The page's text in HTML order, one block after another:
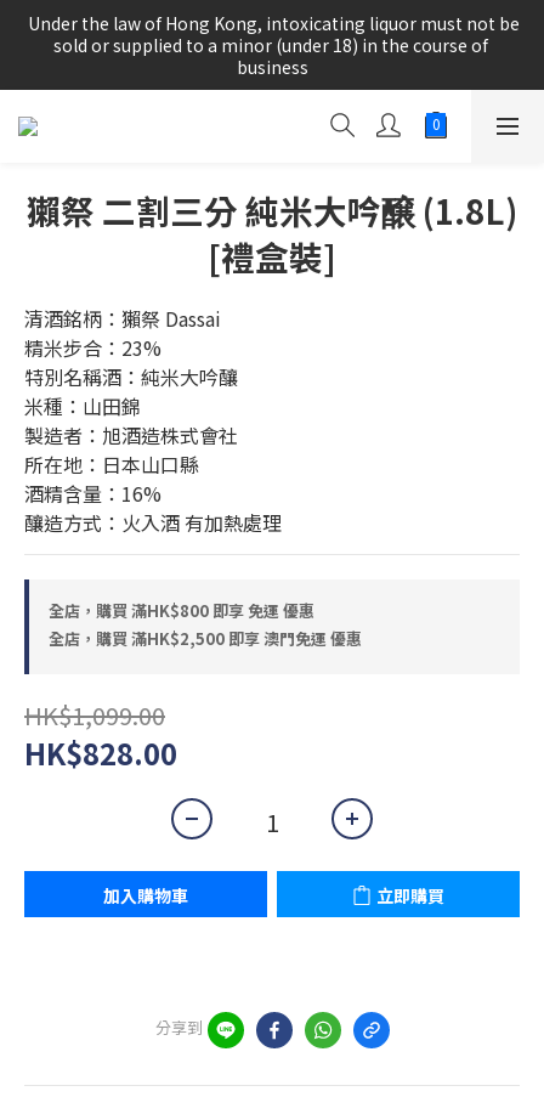
根據香港法律，不得在業務過程中，向未成年人(18歲以下人士)售
賣或供應令人醺醉的酒類。
sold or supplied to a minor (under 18) in the course of
business
根據香港法律，不得在業務過程中，向未成年人(18歲以下人士)售
獺祭 二割三分 純米大吟醸 (1.8L)
[禮盒裝]
清酒銘柄：獺祭 Dassai
精米步合：23%
特別名稱酒：純米大吟釀
米種：山田錦
製造者：旭酒造株式會社
所在地：日本山口縣
酒精含量：16%
釀造方式：火入酒 有加熱處理
全店，購買 滿HK$800 即享 免運 優惠
全店，購買 滿HK$2,500 即享 澳門免運 優惠
HK$1,099.00
HK$828.00
加入購物車 立即購買
分享到